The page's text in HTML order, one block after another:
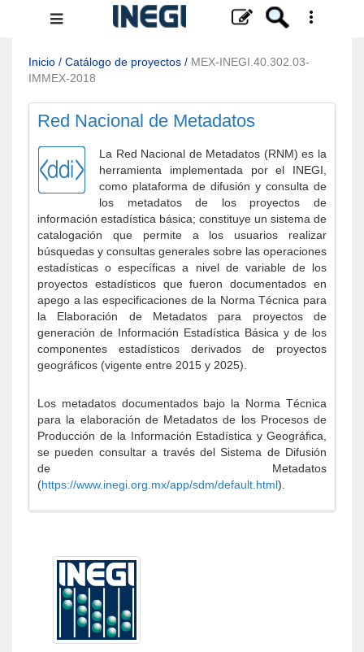
Menú
navegación
Inicio / Catálogo de proyectos / MEX-INEGI.40.302.03-
IMMEX-2018
Red Nacional de Metadatos
La Red Nacional de Metadatos (RNM) es la
herramienta implementada por el INEGI,
como plataforma de difusión y consulta de
los metadatos de los proyectos de
información estadística básica; constituye un sistema de
catalogación que permite a los usuarios realizar
búsquedas y consultas generales sobre las operaciones
estadísticas o específicas a nivel de variable de los
proyectos estadísticos que fueron documentados en
apego a las especificaciones de la Norma Técnica para
la Elaboración de Metadatos para proyectos de
generación de Información Estadística Básica y de los
componentes estadísticos derivados de proyectos
geográficos (vigente entre 2015 y 2025).
Los metadatos documentados bajo la Norma Técnica
para la elaboración de Metadatos de los Procesos de
Producción de la Información Estadística y Geográfica,
se pueden consultar a través del Sistema de Difusión
de Metadatos
(https://www.inegi.org.mx/app/sdm/default.html).